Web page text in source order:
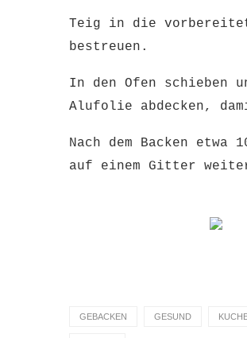
Teig in die
bestreuen.
In den Ofen schieben
Alufolie abdecken,
Nach dem Backen
auf einem Gitter
GEBACKEN GESUND